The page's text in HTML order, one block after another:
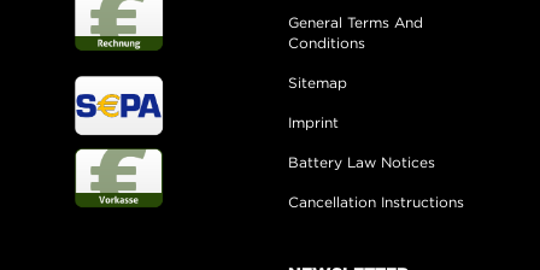
General Terms And
Conditions
Sitemap
Imprint
Battery Law Notices
Cancellation Instructions